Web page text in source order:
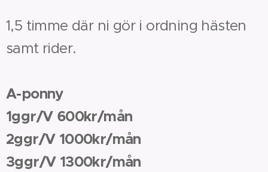
1,5 timme där ni gör i ordning hästen
samt rider.
A-ponny
1ggr/V 600kr/mån
2ggr/V 1000kr/mån
3ggr/V 1300kr/mån